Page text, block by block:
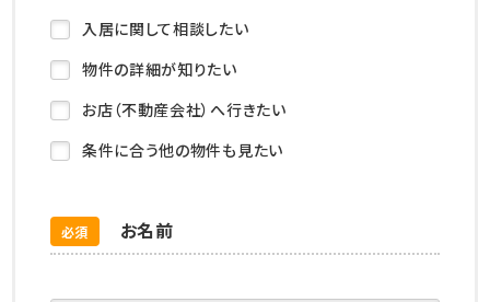
入居に関して相談したい
物件の詳細が知りたい
お店（不動産会社）へ行きたい
条件に合う他の物件も見たい
お名前
必須